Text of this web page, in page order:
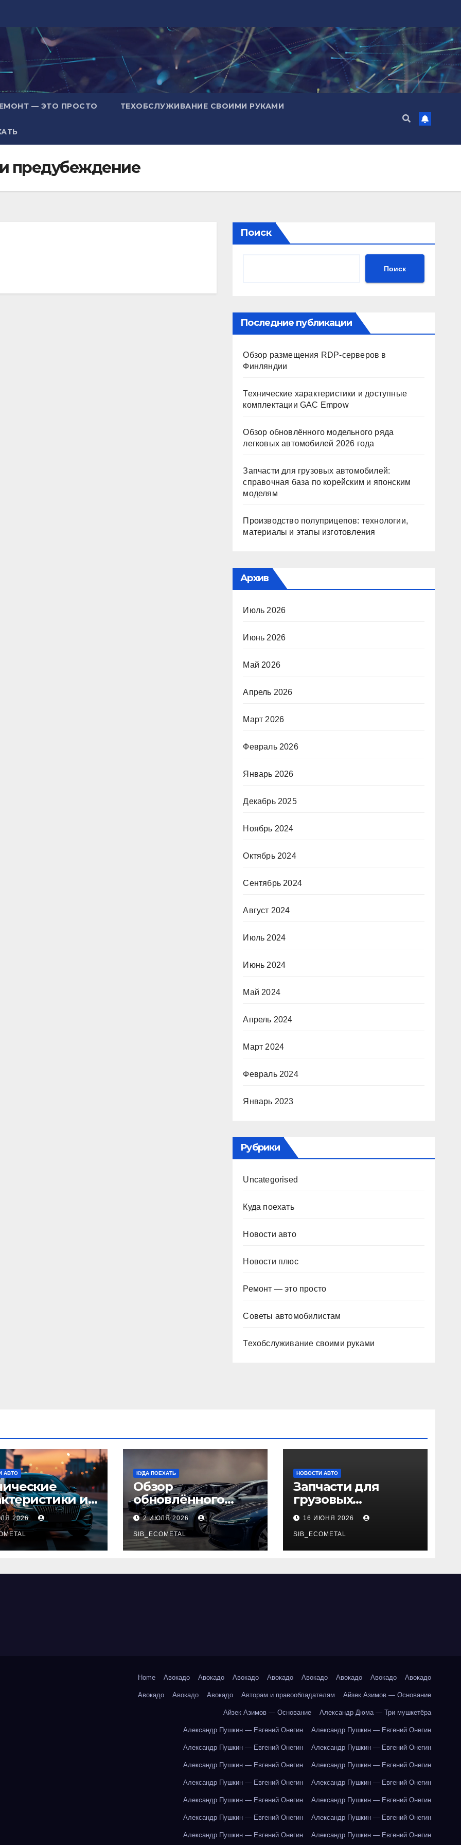
— ЭТО ПРОСТО ТЕХОБСЛУЖИВАНИЕ СВОИМИ РУКАМИ
предубеждение
Поиск
Поиск
Последние публикации
Обзор размещения RDP-серверов в
Финляндии
Технические характеристики и доступные
комплектации GAC Empow
Обзор обновлённого модельного ряда
легковых автомобилей 2026 года
Запчасти для грузовых автомобилей:
справочная база по корейским и японским
моделям
Производство полуприцепов: технологии,
материалы и этапы изготовления
Архив
Июль 2026
Июнь 2026
Май 2026
Апрель 2026
Март 2026
Февраль 2026
Январь 2026
Декабрь 2025
Ноябрь 2024
Октябрь 2024
Сентябрь 2024
Август 2024
Июль 2024
Июнь 2024
Май 2024
Апрель 2024
Март 2024
Февраль 2024
Январь 2023
Рубрики
Uncategorised
Куда поехать
Новости авто
Новости плюс
Ремонт — это просто
Советы автомобилистам
Техобслуживание своими руками
АВТО
и
GAC
2026
КУДА ПОЕХАТЬ
Обзор
обновлённого
модельного ряда
легковых
автомобилей 2026
года
2 ИЮЛЯ 2026
SIB_ECOMETAL
НОВОСТИ АВТО
Запчасти для
грузовых
автомобилей:
справочная база по
корейским и
японским
16 ИЮНЯ 2026
SIB_ECOMETAL
Home Авокадо Авокадо Авокадо Авокадо Авокадо Авокадо Авокадо Авокадо
Авокадо Авокадо Авокадо Авторам и правообладателям Айзек Азимов — Основание
Айзек Азимов — Основание Александр Дюма — Три мушкетёра
Александр Пушкин — Евгений Онегин Александр Пушкин — Евгений Онегин
Александр Пушкин — Евгений Онегин Александр Пушкин — Евгений Онегин
Александр Пушкин — Евгений Онегин Александр Пушкин — Евгений Онегин
Александр Пушкин — Евгений Онегин Александр Пушкин — Евгений Онегин
Александр Пушкин — Евгений Онегин Александр Пушкин — Евгений Онегин
Александр Пушкин — Евгений Онегин Александр Пушкин — Евгений Онегин
Александр Пушкин — Евгений Онегин Александр Пушкин — Евгений Онегин